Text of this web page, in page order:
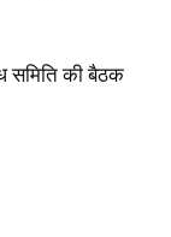
समिति की बैठक